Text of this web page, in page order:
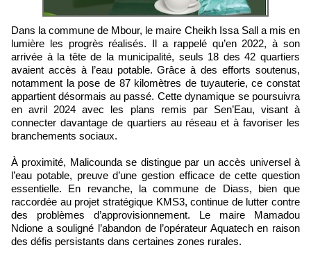
Dans la commune de Mbour, le maire Cheikh Issa Sall a mis en
lumière les progrès réalisés. Il a rappelé qu’en 2022, à son
arrivée à la tête de la municipalité, seuls 18 des 42 quartiers
avaient accès à l’eau potable. Grâce à des efforts soutenus,
notamment la pose de 87 kilomètres de tuyauterie, ce constat
appartient désormais au passé. Cette dynamique se poursuivra
en avril 2024 avec les plans remis par Sen’Eau, visant à
connecter davantage de quartiers au réseau et à favoriser les
branchements sociaux.
À proximité, Malicounda se distingue par un accès universel à
l’eau potable, preuve d’une gestion efficace de cette question
essentielle. En revanche, la commune de Diass, bien que
raccordée au projet stratégique KMS3, continue de lutter contre
des problèmes d’approvisionnement. Le maire Mamadou
Ndione a souligné l’abandon de l’opérateur Aquatech en raison
des défis persistants dans certaines zones rurales.